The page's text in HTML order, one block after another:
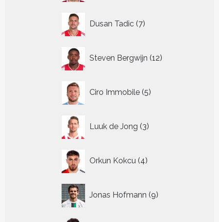
Dusan Tadic 7
producten
Steven Bergwijn 12
producten
Ciro Immobile 5
producten
Luuk de Jong 3
producten
Orkun Kokcu 4
producten
Jonas Hofmann 9
producten